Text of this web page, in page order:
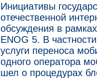
Инициативы
отечественной
обсуждения в
ENOG 5. В
услуги переноса
одного оператора
шел о процедурах